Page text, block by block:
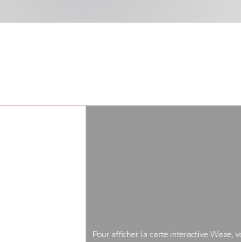
Pour afficher la carte interactive Waze,